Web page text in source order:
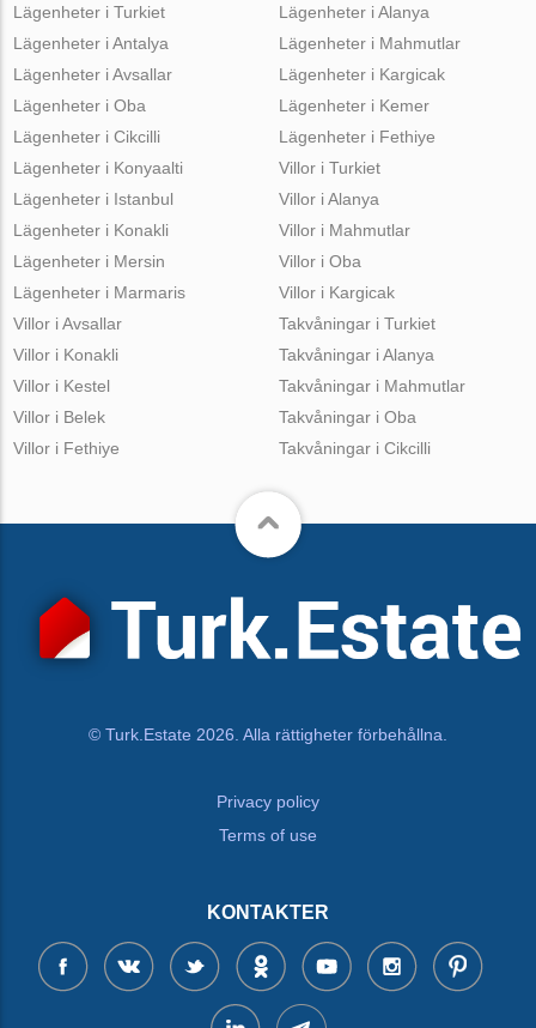
Lägenheter i Turkiet
Lägenheter i Antalya
Lägenheter i Avsallar
Lägenheter i Oba
Lägenheter i Cikcilli
Lägenheter i Alanya
Lägenheter i Mahmutlar
Lägenheter i Kargicak
Lägenheter i Kemer
Lägenheter i Fethiye
Lägenheter i Konyaalti
Lägenheter i Istanbul
Lägenheter i Konakli
Lägenheter i Mersin
Lägenheter i Marmaris
Villor i Turkiet
Villor i Alanya
Villor i Mahmutlar
Villor i Oba
Villor i Kargicak
Villor i Avsallar
Villor i Konakli
Villor i Kestel
Villor i Belek
Villor i Fethiye
Takvåningar i Turkiet
Takvåningar i Alanya
Takvåningar i Mahmutlar
Takvåningar i Oba
Takvåningar i Cikcilli
© Turk.Estate 2026. Alla rättigheter förbehållna.
Privacy policy
Terms of use
KONTAKTER